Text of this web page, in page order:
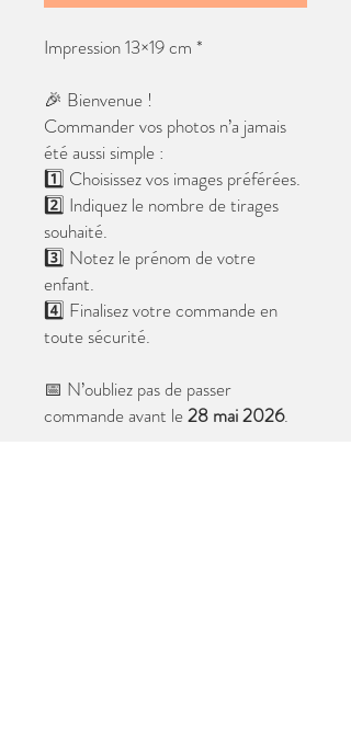
Impression 13×19 cm *
🎉 Bienvenue !
Commander vos photos n’a jamais
été aussi simple :
1️⃣ Choisissez vos images préférées.
2️⃣ Indiquez le nombre de tirages
souhaité.
3️⃣ Notez le prénom de votre
enfant.
4️⃣ Finalisez votre commande en
toute sécurité.
📅 N’oubliez pas de passer
commande avant le28 mai 2026.